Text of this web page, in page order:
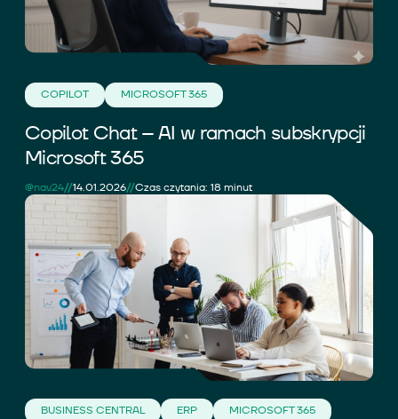
COPILOT MICROSOFT 365
Copilot Chat – AI w ramach subskrypcji
Microsoft 365
@nav24//14.01.2026//Czas czytania: 18 minut
BUSINESS CENTRAL ERP
MICROSOFT 365